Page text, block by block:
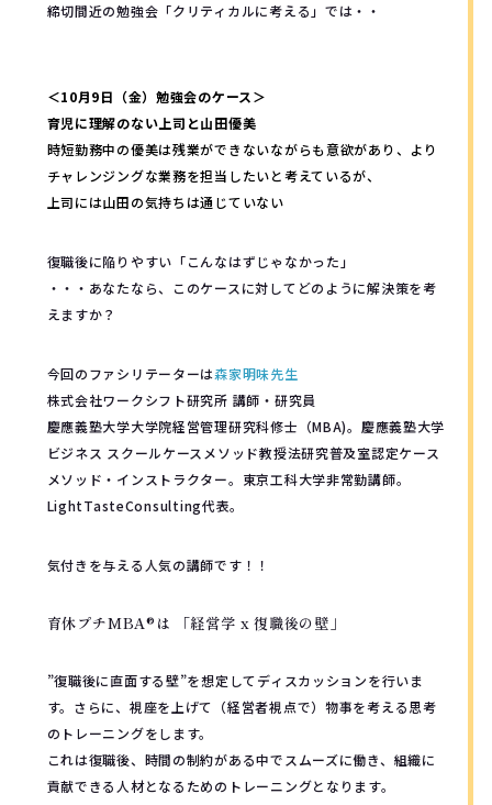
締切間近の勉強会「クリティカルに考える」では・・
＜10月9日（金）勉強会のケース＞
育児に理解のない上司と山田優美
時短勤務中の優美は残業ができないながらも意欲があり、より
チャレンジングな業務を担当したいと考えているが、
上司には山田の気持ちは通じていない
復職後に陥りやすい「こんなはずじゃなかった」
・・・あなたなら、このケースに対してどのように解決策を考
えますか？
今回のファシリテーターは森家明味先生
株式会社ワークシフト研究所 講師・研究員
慶應義塾大学大学院経営管理研究科修士（MBA)。慶應義塾大学
ビジネス スクールケースメソッド教授法研究普及室認定ケース
メソッド・インストラクター。東京工科大学非常勤講師。
LightTasteConsulting代表。
気付きを与える人気の講師です！！
育休プチMBA®︎は 「経営学 x 復職後の壁」
”復職後に直面する壁”を想定してディスカッションを行いま
す。さらに、視座を上げて（経営者視点で）物事を考える思考
のトレーニングをします。
これは復職後、時間の制約がある中でスムーズに働き、組織に
貢献できる人材となるためのトレーニングとなります。